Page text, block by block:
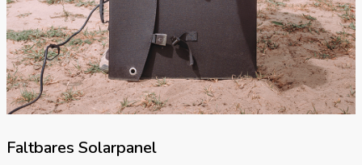
Faltbares Solarpanel